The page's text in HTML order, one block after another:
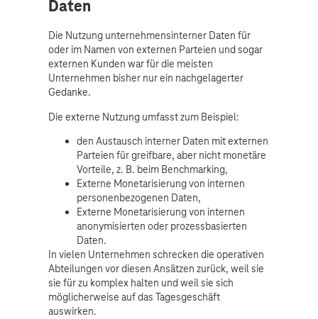
Daten
Die Nutzung unternehmensinterner Daten für
oder im Namen von externen Parteien und sogar
externen Kunden war für die meisten
Unternehmen bisher nur ein nachgelagerter
Gedanke.
Die externe Nutzung umfasst zum Beispiel:
den Austausch interner Daten mit externen
Parteien für greifbare, aber nicht monetäre
Vorteile, z. B. beim Benchmarking,
Externe Monetarisierung von internen
personenbezogenen Daten,
Externe Monetarisierung von internen
anonymisierten oder prozessbasierten
Daten.
In vielen Unternehmen schrecken die operativen
Abteilungen vor diesen Ansätzen zurück, weil sie
sie für zu komplex halten und weil sie sich
möglicherweise auf das Tagesgeschäft
auswirken.